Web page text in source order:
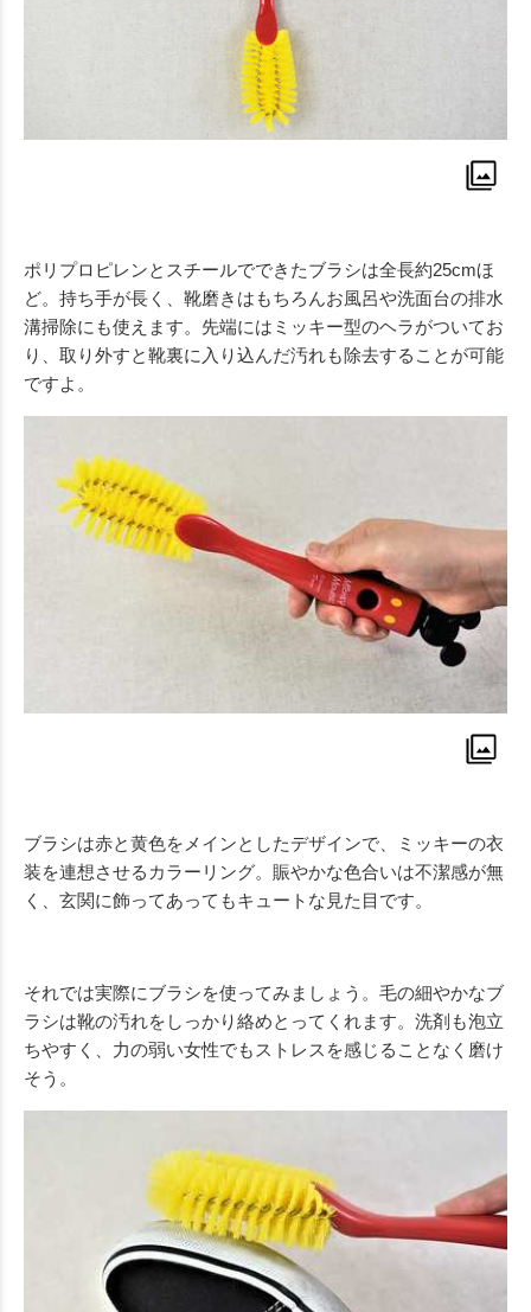
ポリプロピレンとスチールでできたブラシは全長約25cmほ
ど。持ち手が長く、靴磨きはもちろんお風呂や洗面台の排水
溝掃除にも使えます。先端にはミッキー型のヘラがついてお
り、取り外すと靴裏に入り込んだ汚れも除去することが可能
ですよ。
ブラシは赤と黄色をメインとしたデザインで、ミッキーの衣
装を連想させるカラーリング。賑やかな色合いは不潔感が無
く、玄関に飾ってあってもキュートな見た目です。
それでは実際にブラシを使ってみましょう。毛の細やかなブ
ラシは靴の汚れをしっかり絡めとってくれます。洗剤も泡立
ちやすく、力の弱い女性でもストレスを感じることなく磨け
そう。